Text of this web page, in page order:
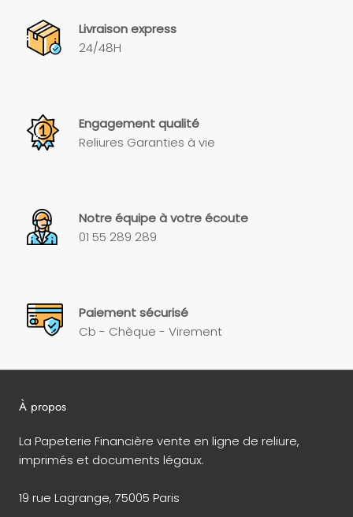
Livraison express
24/48H
Engagement qualité
Reliures Garanties à vie
Notre équipe à votre écoute
01 55 289 289
Paiement sécurisé
Cb - Chèque - Virement
À propos
La Papeterie Financière vente en ligne de reliure,
imprimés et documents légaux.
19 rue Lagrange, 75005 Paris